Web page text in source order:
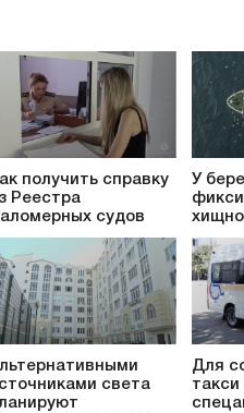
получить справку
Реестра
судов
У
света
Для
такси